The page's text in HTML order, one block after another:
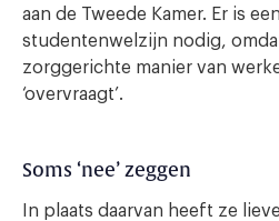
aan de Tweede Kamer. Er is
studentenwelzijn nodig,
zorggerichte manier van
‘overvraagt’.
Soms ‘nee’ zeggen
In plaats daarvan heeft ze